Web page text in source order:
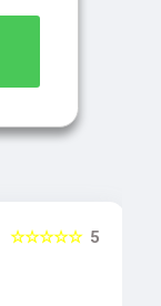
5
☆☆☆☆☆